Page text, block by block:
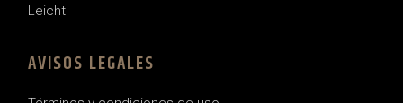
Leicht
AVISOS LEGALES